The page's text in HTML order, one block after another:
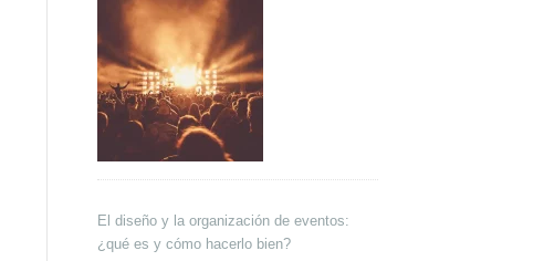
El diseño y la organización de eventos:
¿qué es y cómo hacerlo bien?